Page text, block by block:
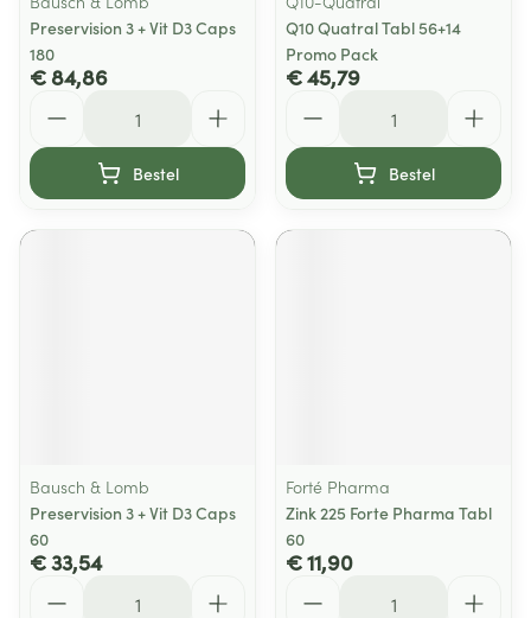
Preservision 3 + Vit D3 Caps
180
€ 84,86
Bestel
Q10 Quatral Tabl 56+14
Promo Pack
€ 45,79
Bestel
Bausch & Lomb
Preservision 3 + Vit D3 Caps
60
€ 33,54
Forté Pharma
Zink 225 Forte Pharma Tabl
60
€ 11,90